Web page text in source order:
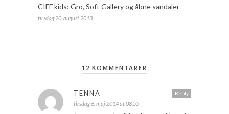
CIFF kids: Gro, Soft Gallery og åbne sandaler
tirsdag 20. august 2013
12 KOMMENTARER
Reply
TENNA
tirsdag 6. maj 2014 at 08:55